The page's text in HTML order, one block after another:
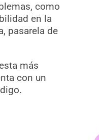
como
en la
pasarela de
más
con un